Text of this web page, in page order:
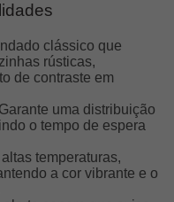
clássico que
rústicas,
de contraste em
Garante uma distribuição
o tempo de espera
temperaturas,
a cor vibrante e o